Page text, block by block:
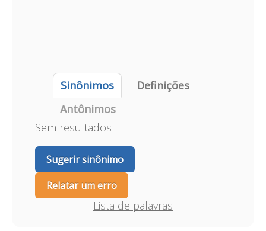
Sinônimos
Definições
Antônimos
Sem resultados
Sugerir sinônimo
Relatar um erro
Lista de palavras